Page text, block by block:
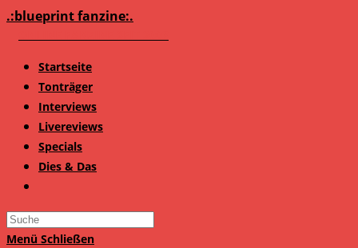
Zum
.:blueprint fanzine:.
Startseite
Tonträger
Interviews
Livereviews
Specials
Dies & Das
Search
this
Menü Schließen